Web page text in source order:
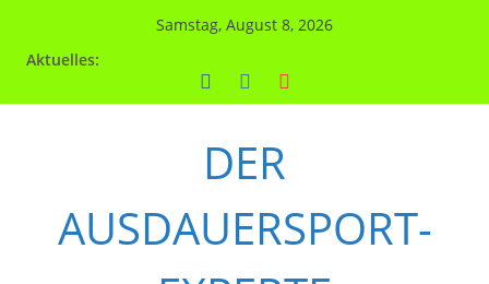
Samstag, August 8, 2026
Aktuelles:
DER
AUSDAUERSPORT-